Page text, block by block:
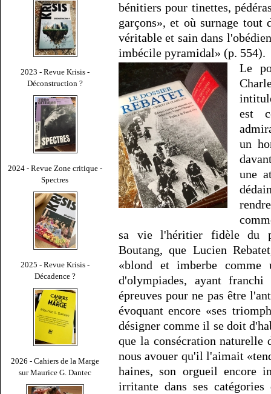
2023 - Revue Krisis -
Déconstruction ?
2024 - Revue Zone critique -
Spectres
2025 - Revue Krisis -
Décadence ?
2026 - Cahiers de la Marge
sur Maurice G. Dantec
bénitiers pour tinettes,
garçons», et où surnage tout
véritable et sain dans
imbécile pyramidal» (p. 554).
Le
est
un
une
sa vie l'héritier fidèle du
Boutang, que Lucien
«blond et imberbe comme
d'olympiades, ayant
épreuves pour ne pas être
évoquant encore «ses
désigner comme il se doit
que la consécration naturelle
nous avouer qu'il l'aimait
haines, son orgueil encore
irritante dans ses